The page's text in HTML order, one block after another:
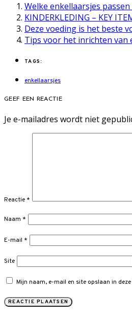
Welke enkellaarsjes passen
KINDERKLEDING – KEY
Deze voeding is het beste
Tips voor het inrichten van
TAGS:
enkellaarsjes
GEEF EEN REACTIE
Je e-mailadres wordt niet
Reactie *
Naam *
E-mail *
Site
Mijn naam, e-mail en site opslaan in